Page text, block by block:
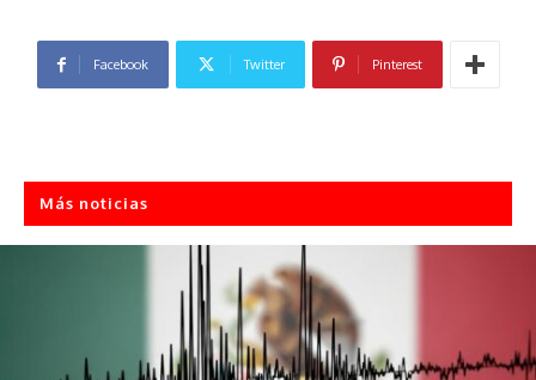
Facebook Twitter Pinterest
Más noticias